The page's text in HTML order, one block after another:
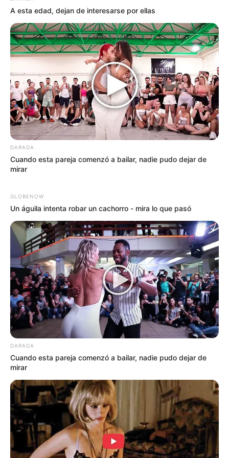
de pago. En 2026, representan exclusividad,
acceso privilegiado y un estilo de vida de alto
nivel. Bancos y fintechs compiten ferozmente
para atraer a clientes con altos ingresos
mediante beneficios cada vez más lujosos y
personalizados.
Actualmente, las tarjetas premium ofrecen
ventajas como acceso ilimitado a salas VIP en
aeropuertos, seguros de viaje internacionales,
cashback elevado, programas de puntos
flexibles y experiencias exclusivas en hoteles y
restaurantes de lujo.
Entre las más destacadas del mercado se
encuentran las tarjetas Platinum y Black de
American Express, Visa Infinite y Mastercard
empresarios, inversionistas y viajeros
frecuentes. Algunas incluso incluyen asistentes
personales, protección de compras y acceso
preferencial a eventos privados.
El crecimiento del sector financiero digital
también está transformando este mercado.
Nuevas empresas fintech han comenzado a
A esta edad, dejan de interesarse por ellas
DARADA
Cuando esta pareja comenzó a bailar, nadie pudo dejar de
mirar
GLOBENOW
Un águila intenta robar un cachorro - mira lo que pasó
DARADA
Cuando esta pareja comenzó a bailar, nadie pudo dejar de
mirar